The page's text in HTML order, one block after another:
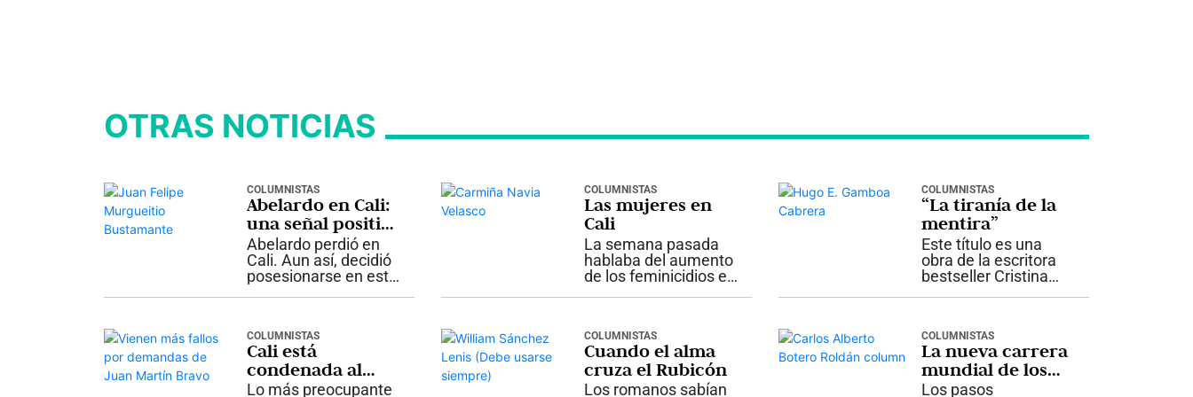
OTRAS NOTICIAS
COLUMNISTAS
Abelardo en Cali:
una señal positiva
y una agenda por
construir
Abelardo perdió en
Cali. Aun así, decidió
posesionarse en esta
el país que va a
gobernar. Por qué
importa Un
Presidente no
COLUMNISTAS
Las mujeres en
Cali
La semana pasada
hablaba del aumento
de los feminicidios en
inseguridad. Es claro
que detrás de esta
situación está el odio
de los hombres hacia
COLUMNISTAS
“La tiranía de la
mentira”
Este título es una
obra de la escritora
bestseller Cristina
incorrecta. Es
investigadora y
ejemplo de
periodistas,
COLUMNISTAS
Cali está
condenada al
atraso con sus
Lo más preocupante
COLUMNISTAS
Cuando el alma
cruza el Rubicón
Los romanos sabían
COLUMNISTAS
La nueva carrera
mundial de los
28K
Los pasos